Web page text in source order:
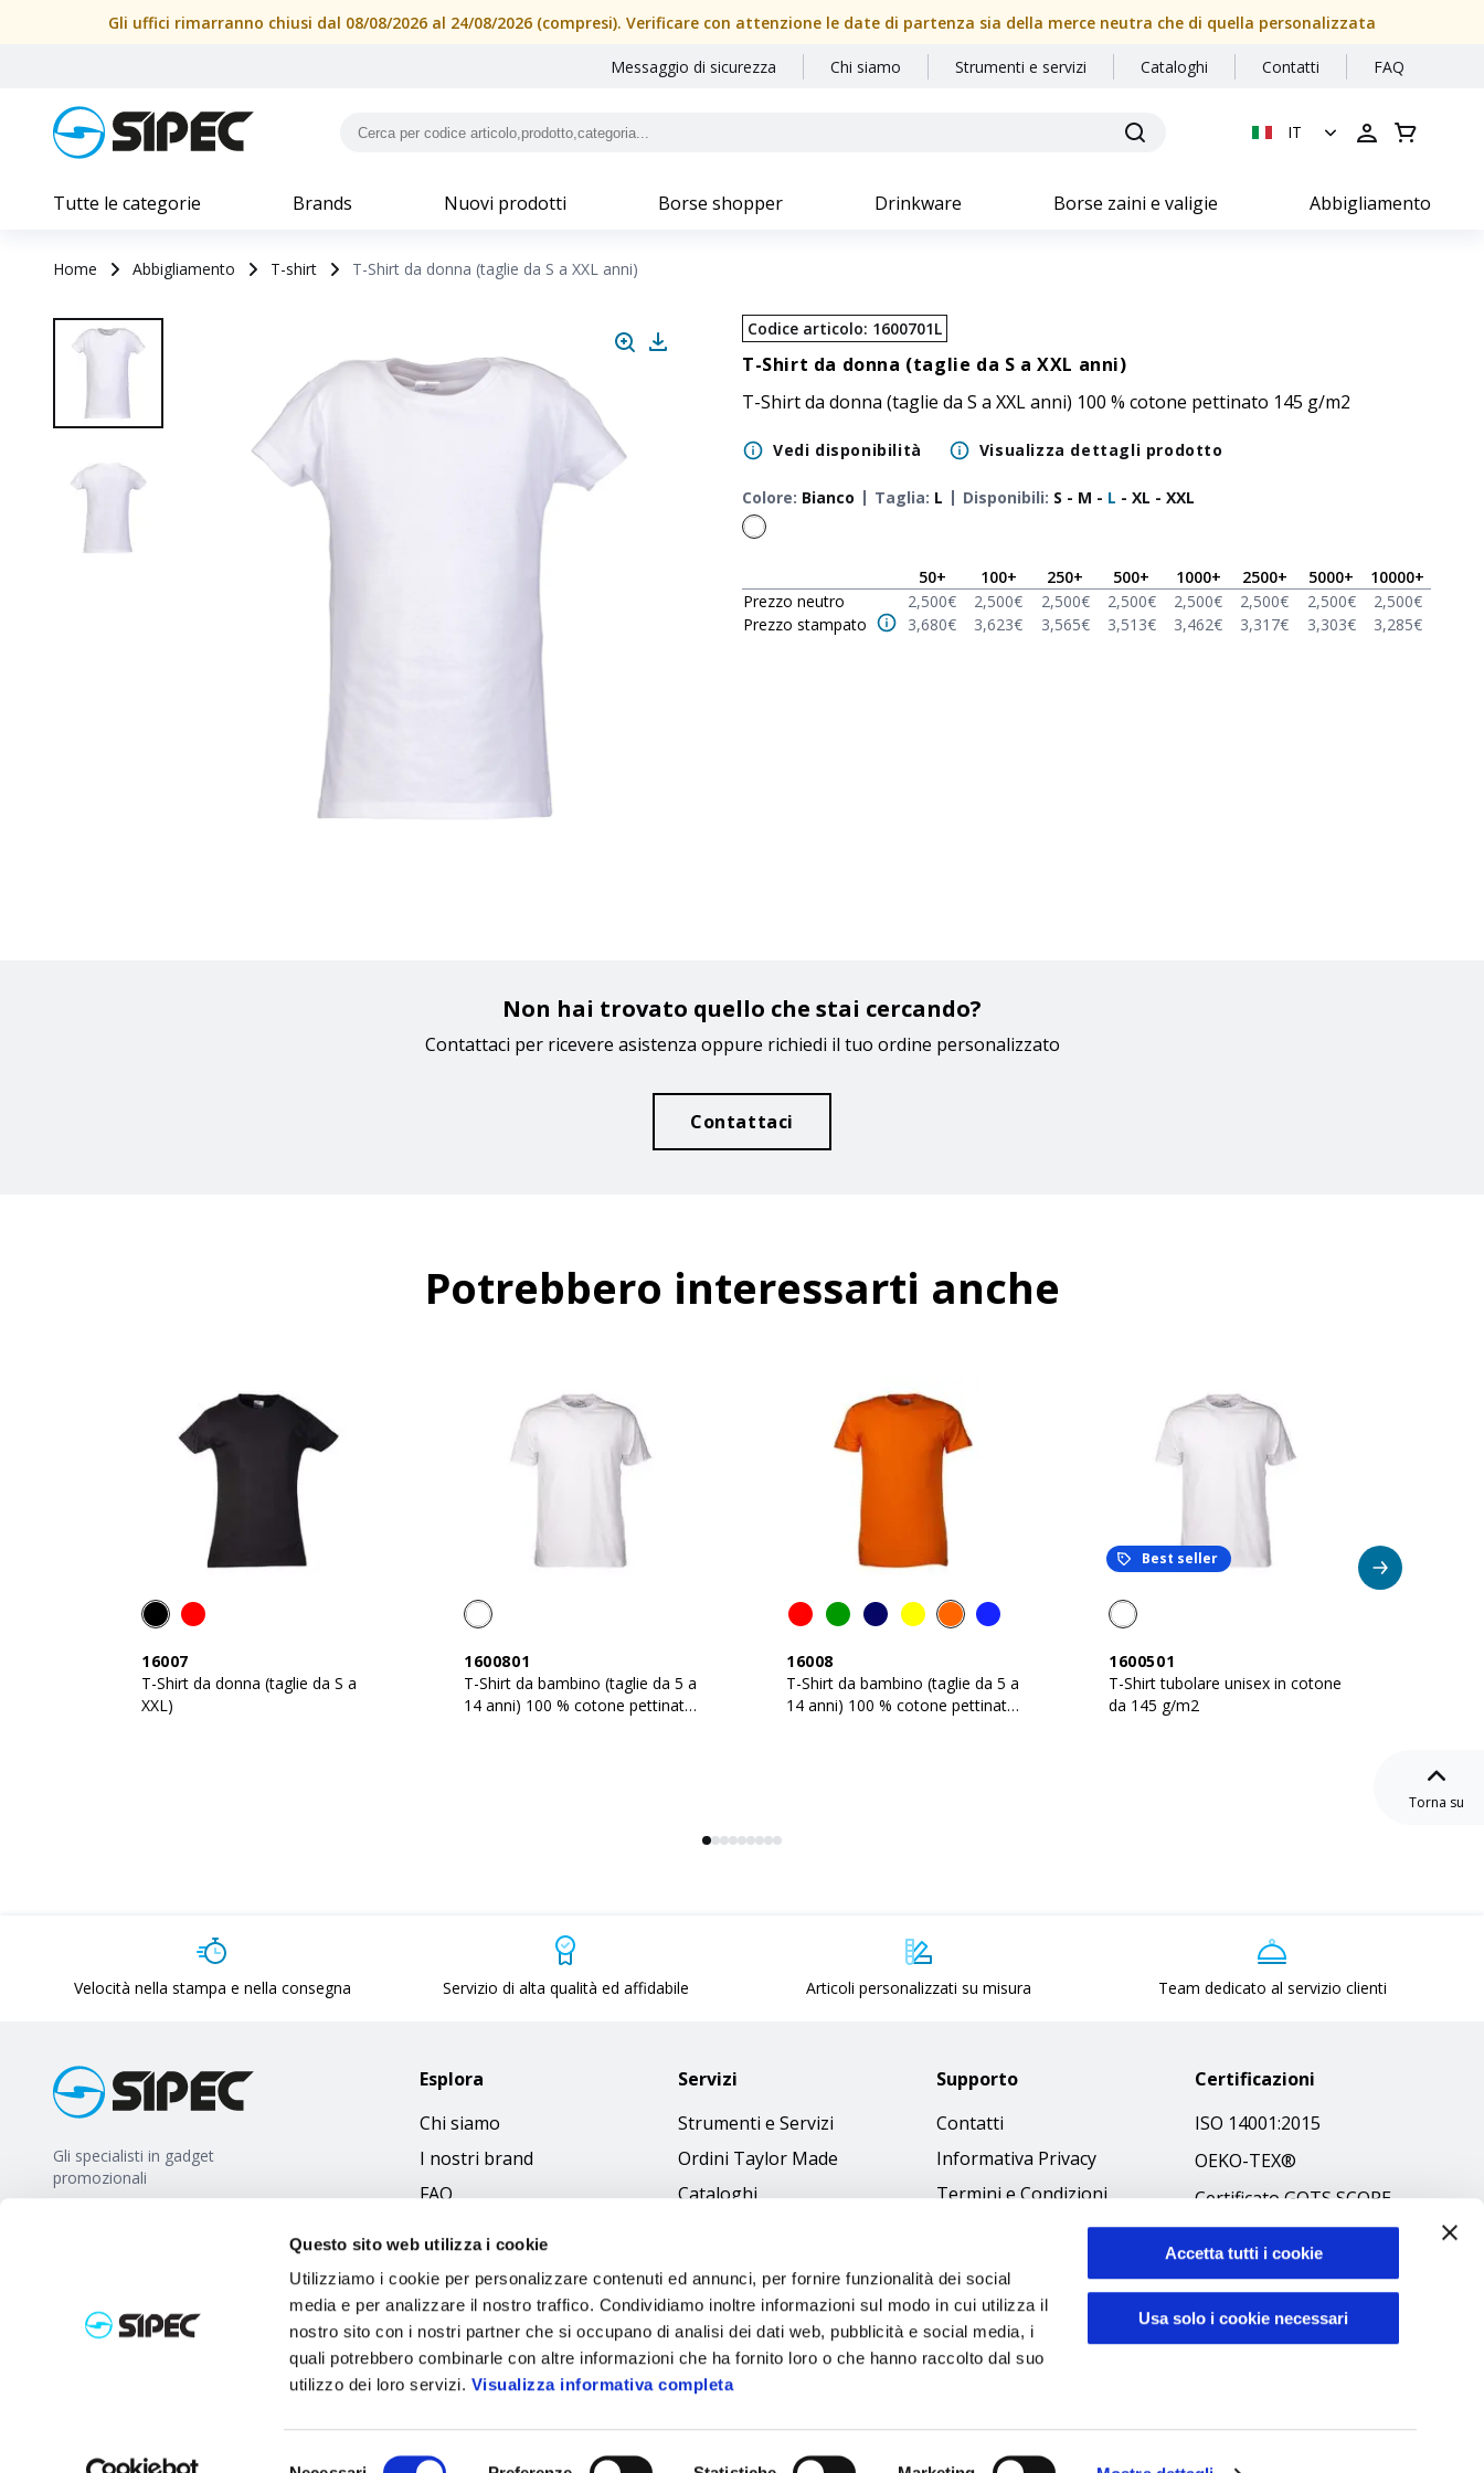
Questo sito web utilizza i cookie
Utilizziamo i cookie per personalizzare contenuti ed annunci, per fornire funzionalità dei social
media e per analizzare il nostro traffico. Condividiamo inoltre informazioni sul modo in cui utilizza il
nostro sito con i nostri partner che si occupano di analisi dei dati web, pubblicità e social media, i
quali potrebbero combinarle con altre informazioni che ha fornito loro o che hanno raccolto dal suo
utilizzo dei loro servizi. Visualizza informativa completa
Accetta tutti i cookie
Usa solo i cookie necessari
Gli uffici rimarranno chiusi dal 08/08/2026 al 24/08/2026 (compresi). Verificare con attenzione le date di partenza sia della merce neutra che di quella personalizzata
Messaggio di sicurezza Chi siamo Strumenti e servizi Cataloghi Contatti FAQ
IT
Tutte le categorie Brands Nuovi prodotti Borse shopper Drinkware Borse zaini e valigie Abbigliamento
Home Abbigliamento T-shirt T-Shirt da donna (taglie da S a XXL anni)
Codice articolo: 1600701L
T-Shirt da donna (taglie da S a XXL anni)
T-Shirt da donna (taglie da S a XXL anni) 100 % cotone pettinato 145 g/m2
Vedi disponibilità Visualizza dettagli prodotto
Colore: Bianco Taglia: L Disponibili: S - M - L - XL - XXL
50+ 100+ 250+ 500+ 1000+ 2500+ 5000+ 10000+
Prezzo neutro
2,500€ 2,500€ 2,500€ 2,500€ 2,500€ 2,500€ 2,500€ 2,500€
Prezzo stampato
3,680€ 3,623€ 3,565€ 3,513€ 3,462€ 3,317€ 3,303€ 3,285€
Non hai trovato quello che stai cercando?
Contattaci per ricevere asistenza oppure richiedi il tuo ordine personalizzato
Contattaci
Potrebbero interessarti anche
16007
T-Shirt da donna (taglie da S a
XXL)
1600801
T-Shirt da bambino (taglie da 5 a
14 anni) 100 % cotone pettinato
16008
T-Shirt da bambino (taglie da 5 a
14 anni) 100 % cotone pettinato
Best seller
1600501
T-Shirt tubolare unisex in cotone
da 145 g/m2
Torna su
Velocità nella stampa e nella consegna Servizio di alta qualità ed affidabile Articoli personalizzati su misura Team dedicato al servizio clienti
Gli specialisti in gadget
promozionali
Esplora
Chi siamo
I nostri brand
FAQ
Servizi
Strumenti e Servizi
Ordini Taylor Made
Cataloghi
Supporto
Contatti
Informativa Privacy
Termini e Condizioni
Codice Etico
Certificazioni
ISO 14001:2015
OEKO-TEX®
Certificato GOTS SCOPE
Certificato GRS SCOPE
Politica Ambientale
Sicurezza prodotti